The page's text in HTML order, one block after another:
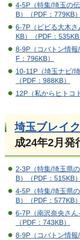
4-5P（特集/埼玉の
B）
（PDF：779KB）
6-7P（ビビる大木
KB）
（PDF：535KB
8-9P（コバトン情報
F：796KB）
10-11P（埼玉ナビ/
（PDF：988KB）
12P（私からヒトコ
埼玉ブレイ
成24年2月発
2-3P（特集/埼玉県
B）
（PDF：515KB）
4-5P（特集/埼玉県
B）
（PDF：577KB）
6-7P（南沢奈央さん
（PDF：743KB）
8-9P（コバトン情報